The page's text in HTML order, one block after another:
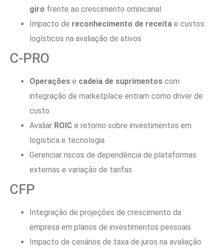
giro frente ao crescimento omnicanal
Impacto de reconhecimento de receita e custos
logísticos na avaliação de ativos
C-PRO
Operações e cadeia de suprimentos com
integração de marketplace entram como driver de
custo
Avaliar ROIC e retorno sobre investimentos em
logística e tecnologia
Gerenciar riscos de dependência de plataformas
externas e variação de tarifas
CFP
Integração de projeções de crescimento da
empresa em planos de investimentos pessoais
Impacto de cenários de taxa de juros na avaliação